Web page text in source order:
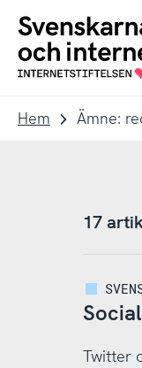
navigation
innehåll
To
startpage
Hem Ämne:
17
Twitter